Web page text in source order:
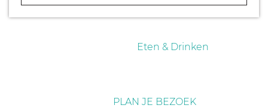
Eten & Drinken
PLAN JE BEZOEK